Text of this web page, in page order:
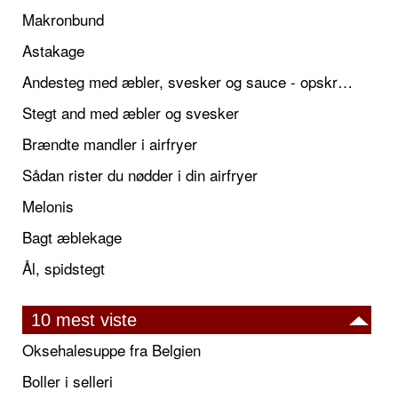
Makronbund
Astakage
Andesteg med æbler, svesker og sauce - opskrift også til jul
Stegt and med æbler og svesker
Brændte mandler i airfryer
Sådan rister du nødder i din airfryer
Melonis
Bagt æblekage
Ål, spidstegt
10 mest viste
Oksehalesuppe fra Belgien
Boller i selleri